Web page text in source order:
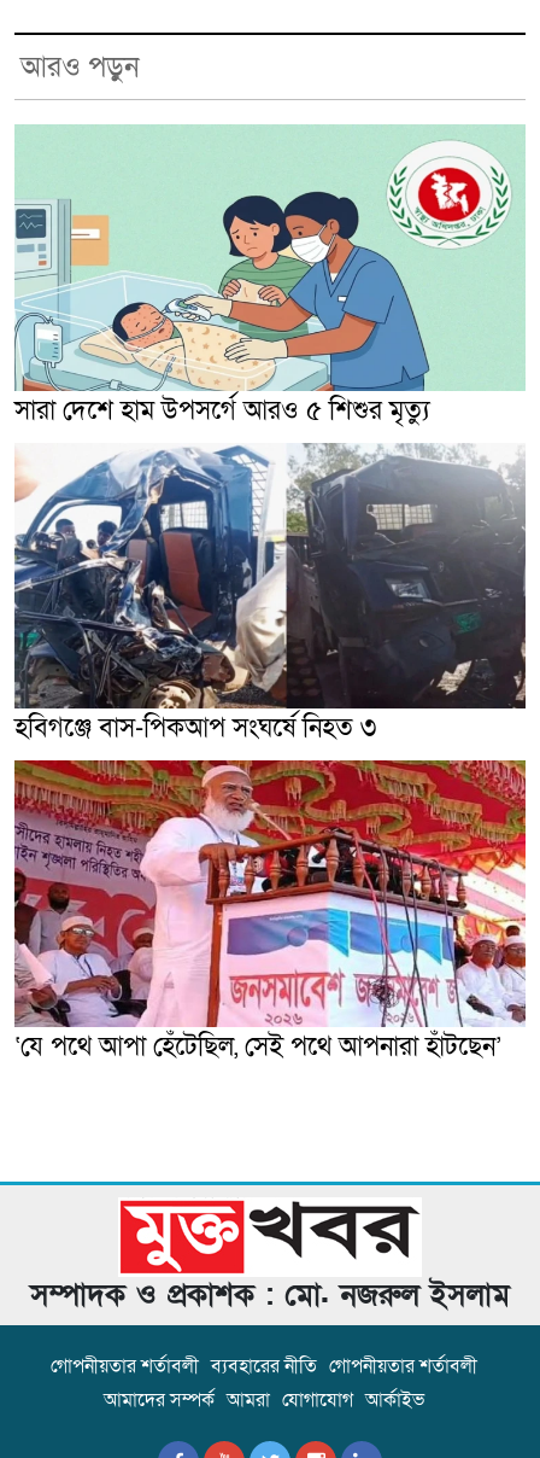
আরও পড়ুন
সারা দেশে হাম উপসর্গে আরও ৫ শিশুর মৃত্যু
হবিগঞ্জে বাস-পিকআপ সংঘর্ষে নিহত ৩
‘যে পথে আপা হেঁটেছিল, সেই পথে আপনারা হাঁটছেন’
সম্পাদক ও প্রকাশক : মো. নজরুল ইসলাম
গোপনীয়তার শর্তাবলী ব্যবহারের নীতি গোপনীয়তার শর্তাবলী
আমাদের সম্পর্ক আমরা যোগাযোগ আর্কাইভ